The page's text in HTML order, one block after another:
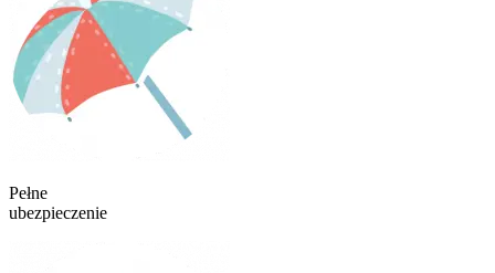
Pełne
ubezpieczenie